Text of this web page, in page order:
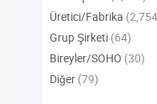
Üretici/Fabrika
Grup Şirketi (64)
Bireyler/SOHO (30)
Diğer (79)